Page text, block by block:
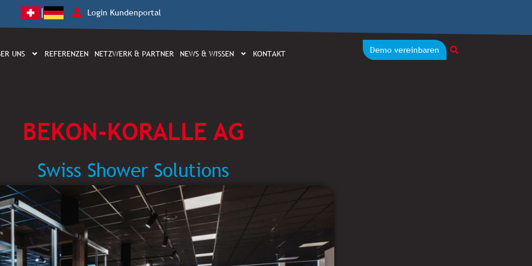
Login Kundenportal
UNS REFERENZEN NETZWERK & PARTNER NEWS & WISSEN KONTAKT Demo vereinbaren
BEKON-KORALLE AG
Swiss Shower Solutions